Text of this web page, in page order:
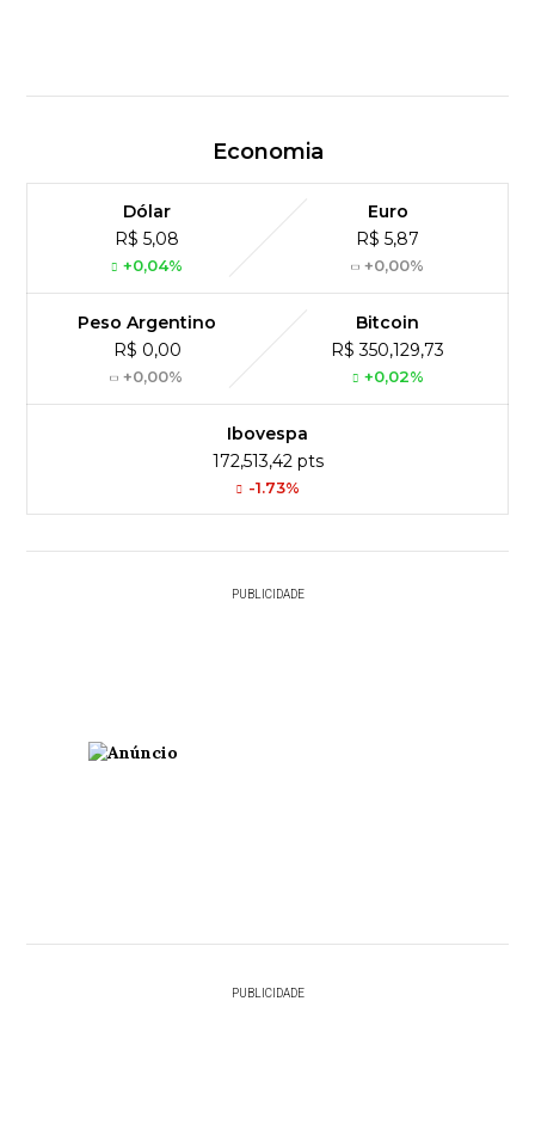
Economia
Dólar
R$ 5,08
+0,04%
Euro
R$ 5,87
+0,00%
Peso Argentino
R$ 0,00
+0,00%
Bitcoin
R$ 350,129,73
+0,02%
Ibovespa
172,513,42 pts
-1.73%
PUBLICIDADE
PUBLICIDADE